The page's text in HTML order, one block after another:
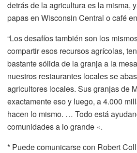
detrás de la agricultura es la misma,
papas en Wisconsin Central o café
“Los desafíos también son los
compartir esos recursos agrícolas,
bastante sólida de la granja a la
nuestros restaurantes locales se
agricultores locales. Sus granjas de
exactamente eso y luego, a 4.000
hacen lo mismo. … Todo está
comunidades a lo grande «.
* Puede comunicarse con Robert